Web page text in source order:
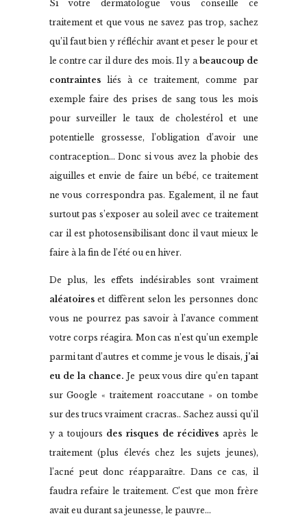
Si votre dermatologue vous conseille ce
traitement et que vous ne savez pas trop, sachez
qu’il faut bien y réfléchir avant et peser le pour et
le contre car il dure des mois. Il y abeaucoup de
contraintesliés à ce traitement, comme par
exemple faire des prises de sang tous les mois
pour surveiller le taux de cholestérol et une
potentielle grossesse, l’obligation d’avoir une
contraception… Donc si vous avez la phobie des
aiguilles et envie de faire un bébé, ce traitement
ne vous correspondra pas. Egalement, il ne faut
surtout pas s’exposer au soleil avec ce traitement
car il est photosensibilisant donc il vaut mieux le
faire à la fin de l’été ou en hiver.
De plus, les effets indésirables sont vraiment
aléatoireset diffèrent selon les personnes donc
vous ne pourrez pas savoir à l’avance comment
votre corps réagira. Mon cas n’est qu’un exemple
parmi tant d’autres et comme je vous le disais, j’ai
eu de la chance. Je peux vous dire qu’en tapant
sur Google « traitement roaccutane » on tombe
sur des trucs vraiment cracras.. Sachez aussi qu’il
y a toujours des risques de récidives après le
traitement (plus élevés chez les sujets jeunes),
l’acné peut donc réapparaître. Dans ce cas, il
faudra refaire le traitement. C’est que mon frère
avait eu durant sa jeunesse, le pauvre…